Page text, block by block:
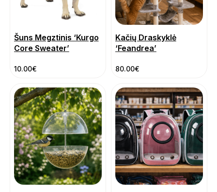
Šuns Megztinis ‘Kurgo
Core Sweater’
10.00€
Kačių Draskyklė
‘Feandrea’
80.00€